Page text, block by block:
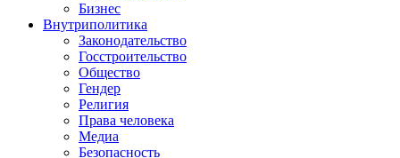
Бизнес
Внутриполитика
Законодательство
Госстроительство
Общество
Гендер
Религия
Права человека
Медиа
Безопасность